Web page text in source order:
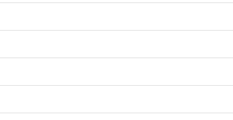
nuôi dưỡng và bảo vệ. Bạn có thể sử dụng dầu Argan
thêm vài giọt vào kem dưỡng da / dầu xả yêu thích của